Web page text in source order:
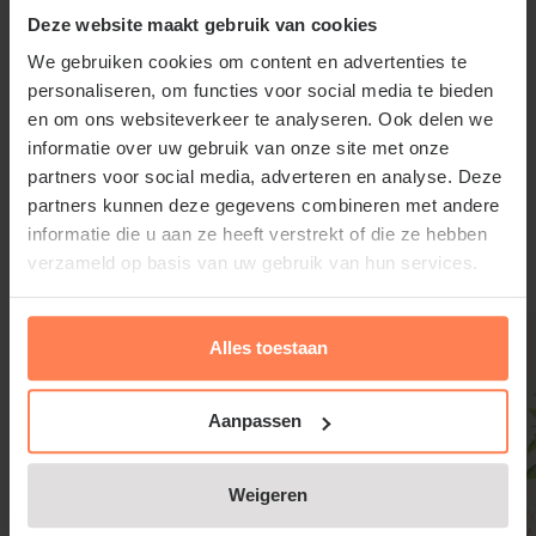
Deze website maakt gebruik van cookies
We gebruiken cookies om content en advertenties te
personaliseren, om functies voor social media te bieden
en om ons websiteverkeer te analyseren. Ook delen we
informatie over uw gebruik van onze site met onze
partners voor social media, adverteren en analyse. Deze
partners kunnen deze gegevens combineren met andere
informatie die u aan ze heeft verstrekt of die ze hebben
verzameld op basis van uw gebruik van hun services.
Alles toestaan
Aanpassen
Weigeren
Geranium 'Azure Rush' snoeien en
onderhouden
Deze tuinplant sterft in de winter boven de grond af;
verwijder in de vroege lente alle afgestorven
Geranium 'Azure Rush' weer kunnen uitgroeien.
Verwijderen van uitgebloeide bloemen bevordert de
kans op een weelderige, tweede bloei.
Lees meer
Gerelateerde producten